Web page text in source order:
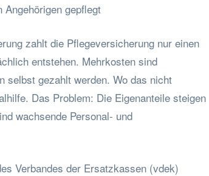
gepflegt
zahlt die Pflegeversicherung nur einen
entstehen. Mehrkosten sind
selbst gezahlt werden. Wo das nicht
Das Problem: Die Eigenanteile steigen
wachsende Personal- und
Verbandes der Ersatzkassen (vdek)